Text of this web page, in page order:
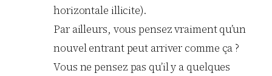
horizontale illicite).
Par ailleurs, vous pensez vraiment qu’un
nouvel entrant peut arriver comme ça ?
Vous ne pensez pas qu’il y a quelques